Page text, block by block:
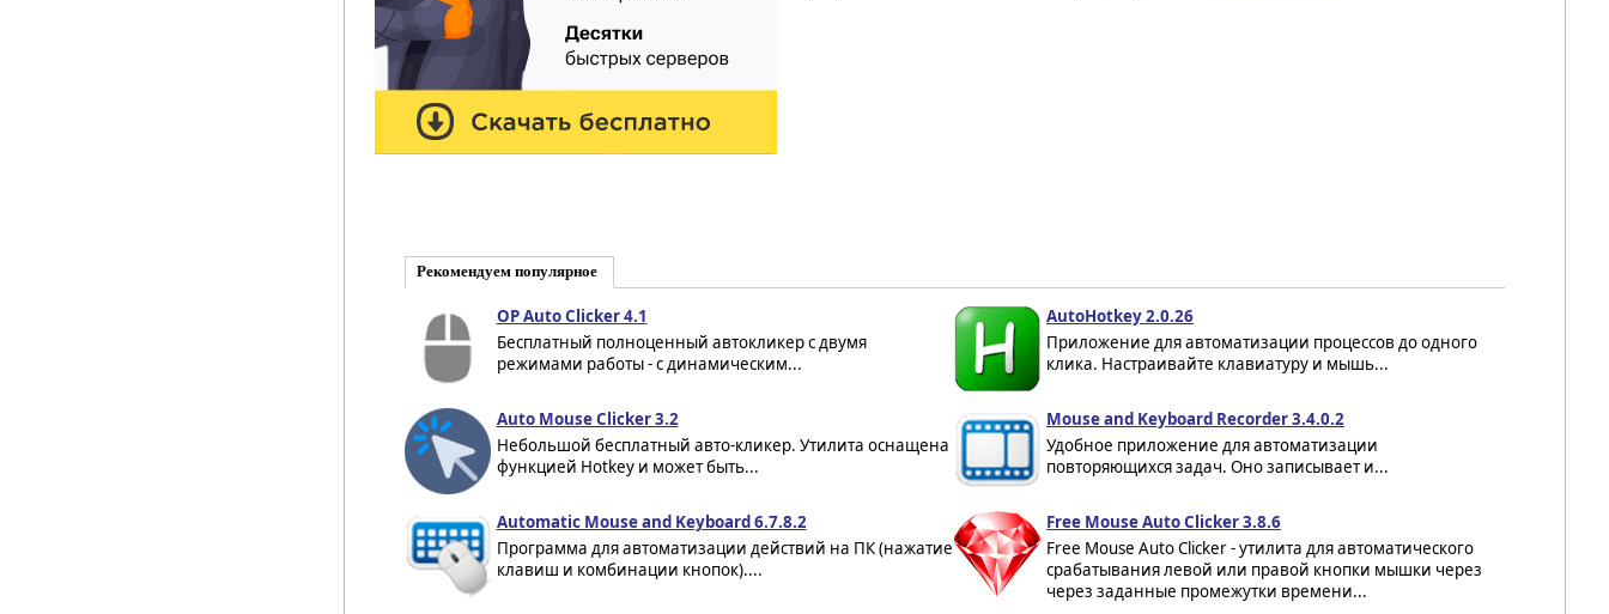
Рекомендуем популярное
OP Auto Clicker 4.1
Бесплатный полноценный автокликер с двумя
режимами работы - с динамическим...
AutoHotkey 2.0.26
Приложение для автоматизации процессов до одного
клика. Настраивайте клавиатуру и мышь...
Auto Mouse Clicker 3.2
Небольшой бесплатный авто-кликер. Утилита оснащена
функцией Hotkey и может быть...
Mouse and Keyboard Recorder 3.4.0.2
Удобное приложение для автоматизации
повторяющихся задач. Оно записывает и...
Automatic Mouse and Keyboard 6.7.8.2
Программа для автоматизации действий на ПК (нажатие
клавиш и комбинации кнопок)....
Free Mouse Auto Clicker 3.8.6
Free Mouse Auto Clicker - утилита для автоматического
срабатывания левой или правой кнопки мышки через
через заданные промежутки времени...